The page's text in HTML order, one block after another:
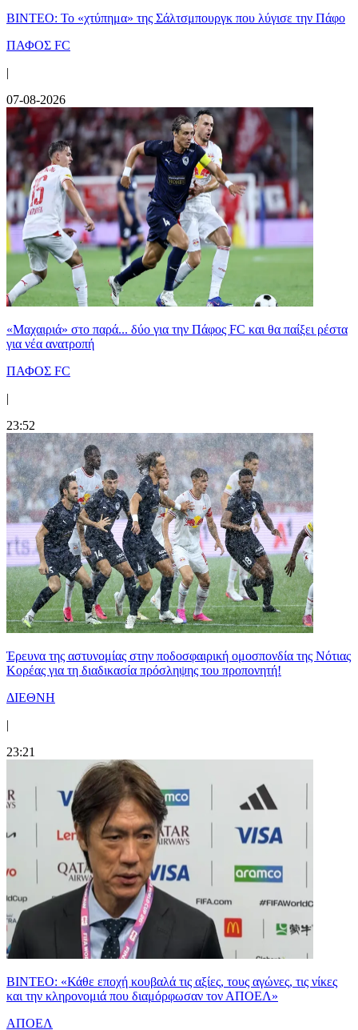
ΒΙΝΤΕΟ: Το «χτύπημα» της Σάλτσμπουργκ που λύγισε την Πάφο
ΠΑΦΟΣ FC
|
07-08-2026
«Μαχαιριά» στο παρά... δύο για την Πάφος FC και θα παίξει ρέστα
για νέα ανατροπή
ΠΑΦΟΣ FC
|
23:52
Έρευνα της αστυνομίας στην ποδοσφαιρική ομοσπονδία της Νότιας
Κορέας για τη διαδικασία πρόσληψης του προπονητή!
ΔΙΕΘΝΗ
|
23:21
ΒΙΝΤΕΟ: «Κάθε εποχή κουβαλά τις αξίες, τους αγώνες, τις νίκες
και την κληρονομιά που διαμόρφωσαν τον ΑΠΟΕΛ»
ΑΠΟΕΛ